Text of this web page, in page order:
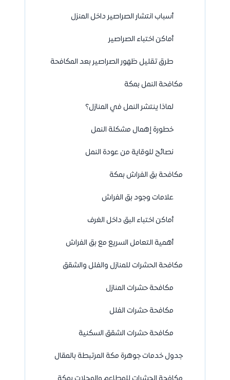
أسباب انتشار الصراصير داخل المنزل
أماكن اختباء الصراصير
طرق تقليل ظهور الصراصير بعد المكافحة
مكافحة النمل بمكة
لماذا ينتشر النمل في المنازل؟
خطورة إهمال مشكلة النمل
نصائح للوقاية من عودة النمل
مكافحة بق الفراش بمكة
علامات وجود بق الفراش
أماكن اختباء البق داخل الغرف
أهمية التعامل السريع مع بق الفراش
مكافحة الحشرات للمنازل والفلل والشقق
مكافحة حشرات المنازل
مكافحة حشرات الفلل
مكافحة حشرات الشقق السكنية
جدول خدمات جوهرة مكة المرتبطة بالمقال